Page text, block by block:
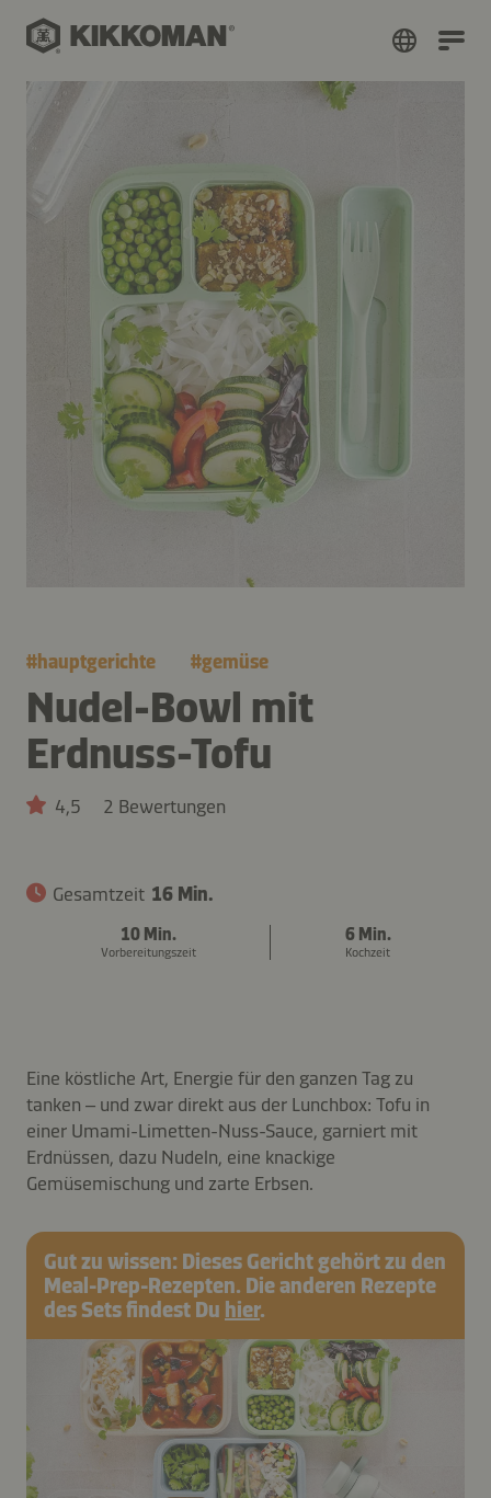
#hauptgerichte #gemüse
Nudel-Bowl mit
Erdnuss-Tofu
4,5 2 Bewertungen
Gesamtzeit 16 Min.
10 Min.
Vorbereitungszeit
6 Min.
Kochzeit
Eine köstliche Art, Energie für den ganzen Tag zu
tanken – und zwar direkt aus der Lunchbox: Tofu in
einer Umami-Limetten-Nuss-Sauce, garniert mit
Erdnüssen, dazu Nudeln, eine knackige
Gemüsemischung und zarte Erbsen.
Gut zu wissen: Dieses Gericht gehört zu den
Meal-Prep-Rezepten. Die anderen Rezepte
des Sets findest Du hier.